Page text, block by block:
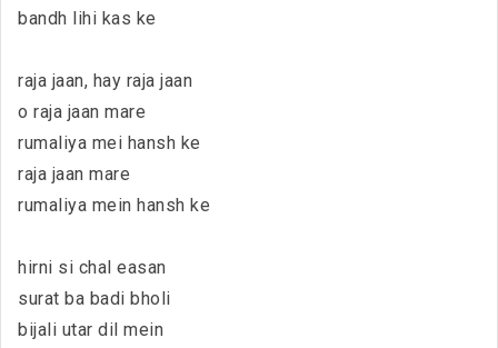
bandh lihi kas ke
raja jaan, hay raja jaan
o raja jaan mare
rumaliya mei hansh ke
raja jaan mare
rumaliya mein hansh ke
hirni si chal easan
surat ba badi bholi
bijali utar dil mein